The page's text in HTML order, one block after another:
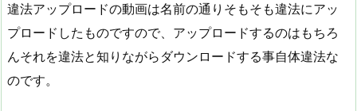
違法アップロードの動画は名前の通りそもそも違法にアッ
プロードしたものですので、アップロードするのはもちろ
んそれを違法と知りながらダウンロードする事自体違法な
のです。